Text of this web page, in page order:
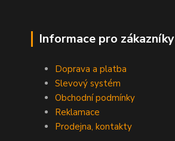
Informace pro zákazníky
Doprava a platba
Slevový systém
Obchodní podmínky
Reklamace
Prodejna, kontakty